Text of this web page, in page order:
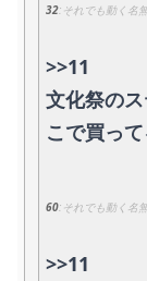
32 それでも動く名
>>11
文化祭の
こで買っ
60 それでも動く名
>>11